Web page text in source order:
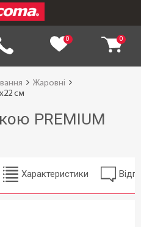
0 0
Жаровні
см
PREMIUM
Характеристики